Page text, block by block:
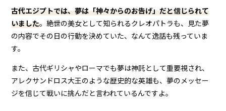
古代エジプトでは、夢は「神々からのお告げ」だと信じられて
いました。絶世の美女として知られるクレオパトラも、見た夢
の内容でその日の行動を決めていた、なんて逸話も残っていま
す。
また、古代ギリシャやローマでも夢は神託として重要視され、
アレクサンドロス大王のような歴史的な英雄も、夢のメッセー
ジを信じて戦いに挑んだと言われているんですよ。